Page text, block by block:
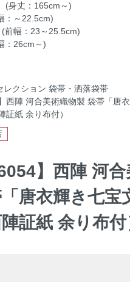
身丈：165cm～)
～22.5cm)
幅：23～25.5cm)
26cm～)
レクション 袋帯・洒落袋帯
西陣 河合美術織物製 袋帯「唐
証紙 余り布付）
】西陣 河合
唐衣輝き七宝
陣証紙 余り布付